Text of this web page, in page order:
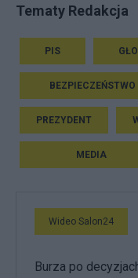
Tematy Redakcja
PIS
BEZPIECZEŃSTWO
PREZYDENT
MEDIA
Wideo Salon24
Burza po